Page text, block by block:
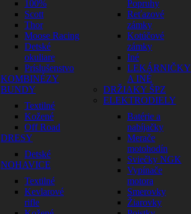
100%
Scott
Thor
Moose Racing
Detské
okuliare
Príslušenstvo
KOMBINÉZY
BUNDY
Textilné
Kožené
Off Road
DRESY
Detské
NOHAVICE
Textilné
Kevlarové
rifle
Popruhy
Reťazové
zámky
Kotúčové
zámky
Iné
LEKÁRNIČKY
A INÉ
DRŽIAKY ŠPZ
ELEKTRODIELY
Batérie a
nabíjačky
Merače
motohodín
Sviečky NGK
Vypínače
motora
Smerovky
Žiarovky